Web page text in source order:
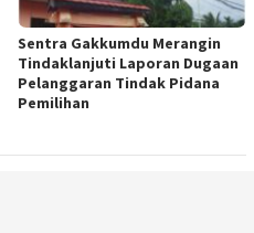
Sentra Gakkumdu Merangin
Tindaklanjuti Laporan Dugaan
Pelanggaran Tindak Pidana
Pemilihan